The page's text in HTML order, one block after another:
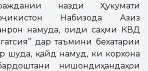
назди Ҳукумати
Набизода Азиз
намуда, оиди саҳми КВД
дар таъмини бехатарии
шуда, қайд намуд, ки корхона
нишондиҳандаҳои